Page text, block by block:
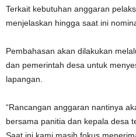
Terkait kebutuhan anggaran
menjelaskan hingga saat ini
Pembahasan akan dilakukan
dan pemerintah desa untuk
lapangan.
“Rancangan anggaran nantinya
bersama panitia dan kepala desa